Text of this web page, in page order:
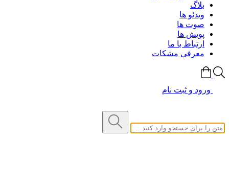
بلاگ
ویدئو ها
صوت ها
پویش ها
ارتباط با ما
معرفی مشکات
ورود و ثبت نام